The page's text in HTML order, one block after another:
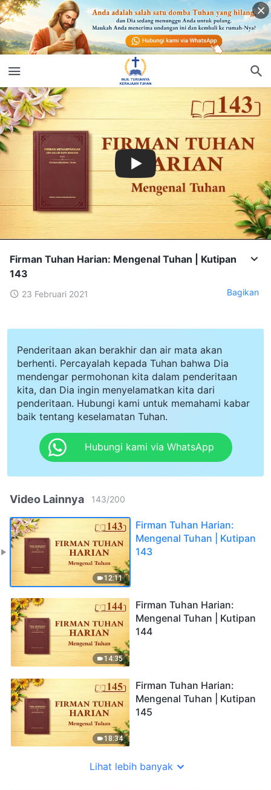
Firman Tuhan Harian: Mengenal Tuhan | Kutipan
143
23 Februari 2021 Bagikan
Penderitaan akan berakhir dan air mata akan
berhenti. Percayalah kepada Tuhan bahwa Dia
mendengar permohonan kita dalam penderitaan
kita, dan Dia ingin menyelamatkan kita dari
penderitaan. Hubungi kami untuk memahami kabar
baik tentang keselamatan Tuhan.
Hubungi kami via WhatsApp
Video Lainnya 143/200
12:11
Firman Tuhan Harian:
Mengenal Tuhan | Kutipan
143
14:35
Firman Tuhan Harian:
Mengenal Tuhan | Kutipan
144
18:34
Firman Tuhan Harian:
Mengenal Tuhan | Kutipan
145
Lihat lebih banyak